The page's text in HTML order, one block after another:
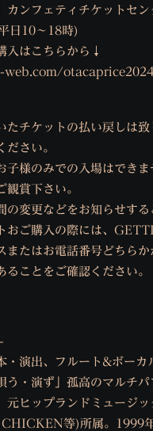
カンフェティチケットセ
日10〜18時)
入はこちらから↓
otacaprice2024
たチケットの払い戻しは致
ださい。
子様のみでの入場はでき
観賞下さい。
の変更などをお知らせす
おご購入の際には、
またはお電話番号どちら
ることをご確認ください。
・演出、フルート&ボーカ
う・演ず」孤高のマルチ
元ヒップランドミュージ
等)所属。1999